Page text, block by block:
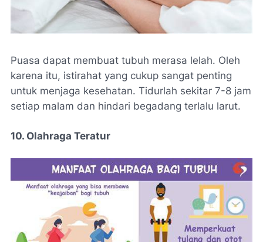
Puasa dapat membuat tubuh merasa lelah. Oleh
karena itu, istirahat yang cukup sangat penting
untuk menjaga kesehatan. Tidurlah sekitar 7-8 jam
setiap malam dan hindari begadang terlalu larut.
10. Olahraga Teratur